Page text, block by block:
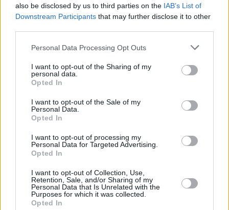
also be disclosed by us to third parties on the IAB’s List of
Downstream Participants that may further disclose it to other
Personal Data Processing Opt Outs
I want to opt-out of the Sharing of my
personal data.
Opted In
I want to opt-out of the Sale of my
Personal Data.
Opted In
I want to opt-out of processing my
Personal Data for Targeted Advertising.
Opted In
I want to opt-out of Collection, Use,
Retention, Sale, and/or Sharing of my
Personal Data that Is Unrelated with the
Purposes for which it was collected.
Opted In
/
CORTOS
19/02/2026
Navy Blue 2/Team Navy Blue 2/White, S
Los shorts Adidas Hombre SQUADRA25 son una excelente